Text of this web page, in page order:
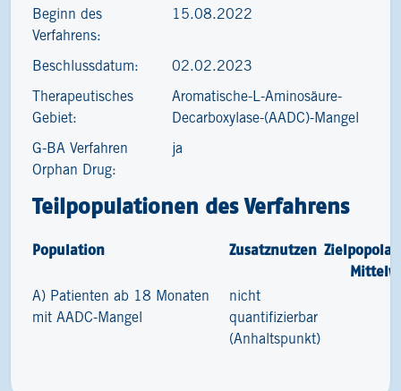
Beginn des
Verfahrens:
15.08.2022
Beschlussdatum: 02.02.2023
Therapeutisches
Gebiet:
Aromatische-L-Aminosäure-
Decarboxylase-(AADC)-Mangel
G-BA Verfahren
Orphan Drug:
ja
Teilpopulationen des Verfahrens
Population Zusatznutzen
A) Patienten ab 18 Monaten
mit AADC-Mangel
nicht
quantifizierbar
(Anhaltspunkt)